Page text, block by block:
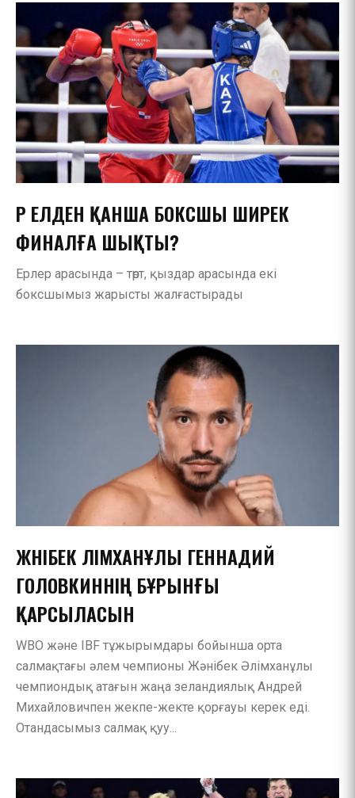
ӘР ЕЛДЕН ҚАНША БОКСШЫ ШИРЕК
ФИНАЛҒА ШЫҚТЫ?
Ерлер арасында – төрт, қыздар арасында екі
боксшымыз жарысты жалғастырады
ЖӘНІБЕК ӘЛІМХАНҰЛЫ ГЕННАДИЙ
ГОЛОВКИННІҢ БҰРЫНҒЫ
ҚАРСЫЛАСЫН
WBO және IBF тұжырымдары бойынша орта
салмақтағы әлем чемпионы Жәнібек Әлімханұлы
чемпиондық атағын жаңа зеландиялық Андрей
Михайловичпен жекпе-жекте қорғауы керек еді.
Отандасымыз салмақ қуу...